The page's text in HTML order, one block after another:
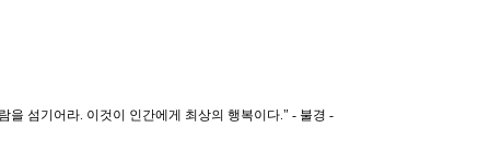
을 섬기어라. 이것이 인간에게 최상의 행복이다." - 불경 -